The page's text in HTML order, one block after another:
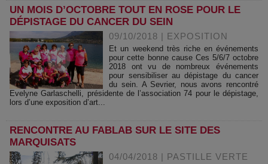
UN MOIS D’OCTOBRE TOUT EN ROSE POUR LE
DÉPISTAGE DU CANCER DU SEIN
09/10/2018 | EXPOSITION
Et un weekend très riche en événements
pour cette bonne cause Ces 5/6/7 octobre
2018 ont vu de nombreux événements
pour sensibiliser au dépistage du cancer
du sein. A Sevrier, nous avons rencontré
Evelyne Garlaschelli, présidente de l’association 74 pour le dépistage,
lors d’une exposition d’art...
RENCONTRE AU FABLAB SUR LE SITE DES
MARQUISATS
04/04/2018 | PASTILLE VERTE